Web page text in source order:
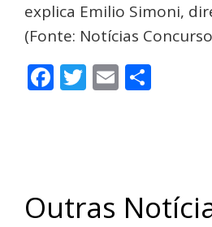
explica Emilio Simoni,
(Fonte: Notícias
Facebook
Twitter
Email
Outras